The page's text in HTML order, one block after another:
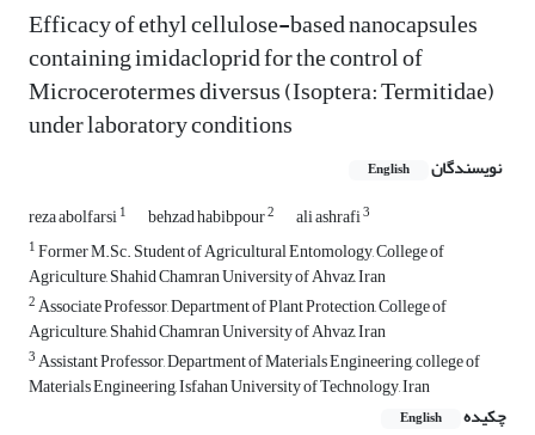
Efficacy of ethyl cellulose-based nanocapsules
containing imidacloprid for the control of
Microcerotermes diversus (Isoptera: Termitidae)
under laboratory conditions
نویسندگان English
reza abolfarsi1 behzad habibpour2 ali ashrafi3
1Former M.Sc. Student of Agricultural Entomology, College of
Agriculture, Shahid Chamran University of Ahvaz, Iran
2Associate Professor, Department of Plant Protection, College of
Agriculture, Shahid Chamran University of Ahvaz, Iran
3Assistant Professor, Department of Materials Engineering, college of
Materials Engineering, Isfahan University of Technology, Iran
چکیده
English